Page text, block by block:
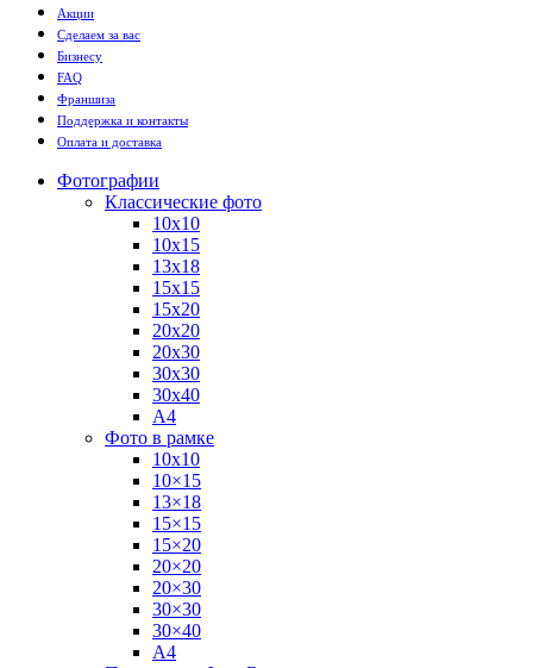
Акции
Сделаем за вас
Бизнесу
FAQ
Франшиза
Поддержка и контакты
Оплата и доставка
Фотографии
Классические фото
10х10
10х15
13х18
15х15
15х20
20х20
20х30
30х30
30х40
А4
Фото в рамке
10х10
10×15
13×18
15×15
15×20
20×20
20×30
30×30
30×40
A4